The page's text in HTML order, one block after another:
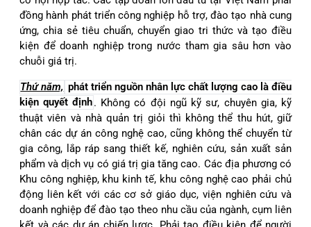
đồng hành phát triển công nghiệp hỗ trợ, đào tạo nhà cung
ứng, chia sẻ tiêu chuẩn, chuyển giao tri thức và tạo điều
kiện để doanh nghiệp trong nước tham gia sâu hơn vào
chuỗi giá trị.
Thứ năm, phát triển nguồn nhân lực chất lượng cao là điều
kiện quyết định. Không có đội ngũ kỹ sư, chuyên gia, kỹ
thuật viên và nhà quản trị giỏi thì không thể thu hút, giữ
chân các dự án công nghệ cao, cũng không thể chuyển từ
gia công, lắp ráp sang thiết kế, nghiên cứu, sản xuất sản
phẩm và dịch vụ có giá trị gia tăng cao. Các địa phương có
Khu công nghiệp, khu kinh tế, khu công nghệ cao phải chủ
động liên kết với các cơ sở giáo dục, viện nghiên cứu và
doanh nghiệp để đào tạo theo nhu cầu của ngành, cụm liên